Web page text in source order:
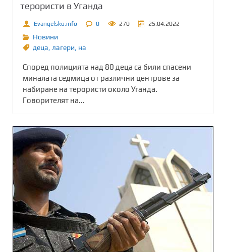
терористи в Уганда
Evangelsko.info 0 270 25.04.2022
Новини
деца, лагери, на
Според полицията над 80 деца са били спасени
миналата седмица от различни центрове за
набиране на терористи около Уганда.
Говорителят на...